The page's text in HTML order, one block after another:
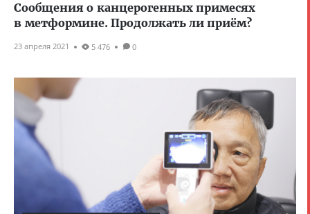
Сообщения о канцерогенных примесях
в метформине. Продолжать ли приём?
23 апреля 2021 5 476 0